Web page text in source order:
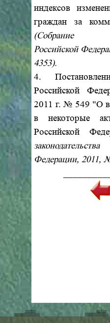
индексов
граждан за
(Собрание
Российской
4353).
4.
Российской
2011 г. № 549 "О
в некоторые
Российской
Федерации, 2011,